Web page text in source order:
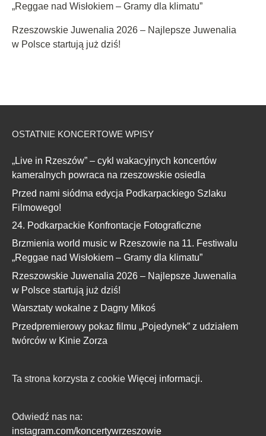
„Reggae nad Wisłokiem – Gramy dla klimatu”
Rzeszowskie Juwenalia 2026 – Najlepsze Juwenalia
w Polsce startują już dziś!
OSTATNIE KONCERTOWE WPISY
„Live in Rzeszów” – cykl wakacyjnych koncertów
kameralnych powraca na rzeszowskie osiedla
Przed nami siódma edycja Podkarpackiego Szlaku
Filmowego!
24. Podkarpackie Konfrontacje Fotograficzne
Brzmienia world music w Rzeszowie na 11. Festiwalu
„Reggae nad Wisłokiem – Gramy dla klimatu”
Rzeszowskie Juwenalia 2026 – Najlepsze Juwenalia
w Polsce startują już dziś!
Warsztaty wokalne z Dagny Mikoś
Przedpremierowy pokaz filmu „Pojedynek” z udziałem
twórców w Kinie Zorza
Ta strona korzysta z cookie Więcej informacji.
Odwiedź nas na:
instagram.com/koncertywrzeszowie